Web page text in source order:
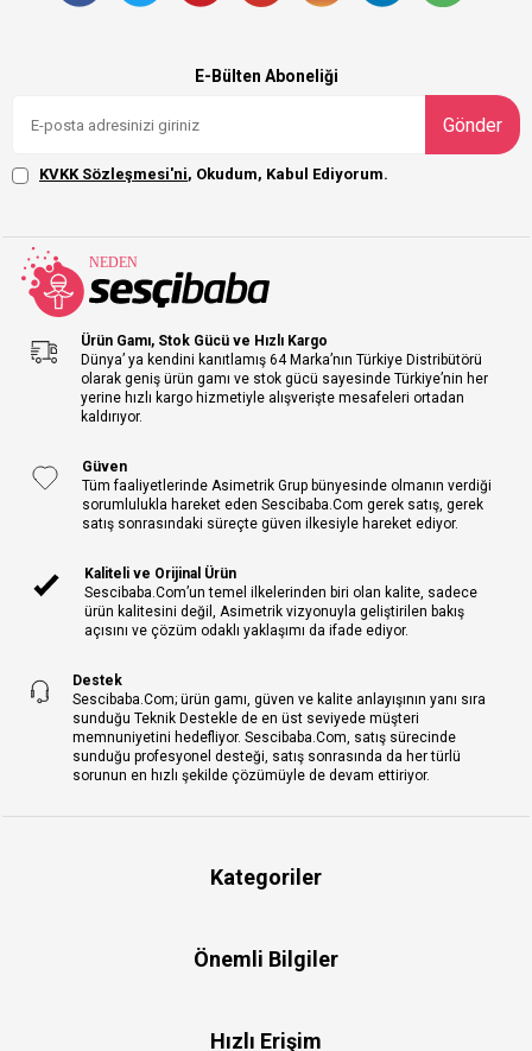
E-Bülten Aboneliği
Gönder
KVKK Sözleşmesi'ni, Okudum, Kabul Ediyorum.
Ürün Gamı, Stok Gücü ve Hızlı Kargo
Dünya’ ya kendini kanıtlamış 64 Marka’nın Türkiye Distribütörü
olarak geniş ürün gamı ve stok gücü sayesinde Türkiye’nin her
yerine hızlı kargo hizmetiyle alışverişte mesafeleri ortadan
kaldırıyor.
Güven
Tüm faaliyetlerinde Asimetrik Grup bünyesinde olmanın verdiği
sorumlulukla hareket eden Sescibaba.Com gerek satış, gerek
satış sonrasındaki süreçte güven ilkesiyle hareket ediyor.
Kaliteli ve Orijinal Ürün
Sescibaba.Com’un temel ilkelerinden biri olan kalite, sadece
ürün kalitesini değil, Asimetrik vizyonuyla geliştirilen bakış
açısını ve çözüm odaklı yaklaşımı da ifade ediyor.
Destek
Sescibaba.Com; ürün gamı, güven ve kalite anlayışının yanı sıra
sunduğu Teknik Destekle de en üst seviyede müşteri
memnuniyetini hedefliyor. Sescibaba.Com, satış sürecinde
sunduğu profesyonel desteği, satış sonrasında da her türlü
sorunun en hızlı şekilde çözümüyle de devam ettiriyor.
Kategoriler
Önemli Bilgiler
Hızlı Erişim